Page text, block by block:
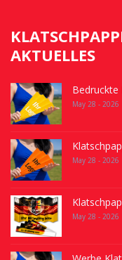
AKTUELLES
Bedruckte
May 28 - 2026
May 28 - 2026
May 28 - 2026